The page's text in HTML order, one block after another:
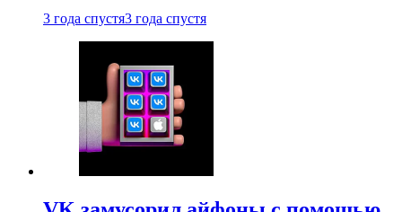
3 года спустя3 года спустя